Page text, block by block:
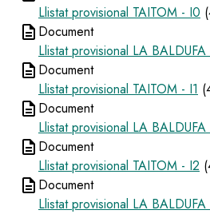
Llistat provisional TAITOM - I0
description Document
Llistat provisional LA
description Document
Llistat provisional TAITOM - I1
description Document
Llistat provisional LA BALDUFA
description Document
Llistat provisional TAITOM - I2
description Document
Llistat provisional LA